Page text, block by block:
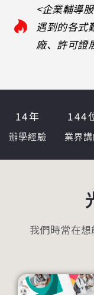
<企業輔導
遇到的各式
廠、許可證
辦學經驗
14年
業界
144
我們時常在